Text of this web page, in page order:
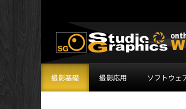
撮影基礎 撮影応用 ソフトウェ